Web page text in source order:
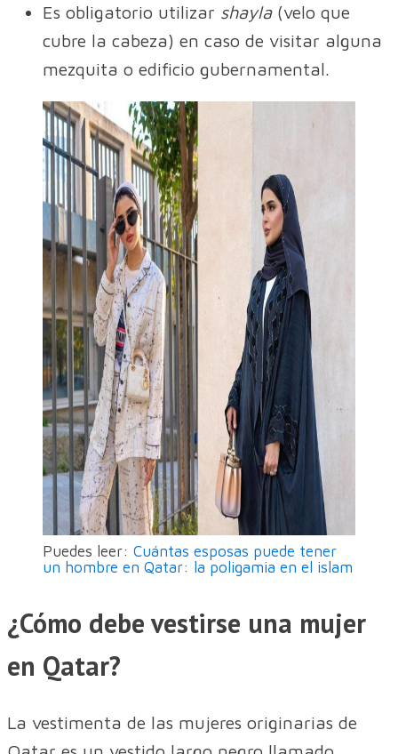
Es obligatorio utilizar shayla (velo que
cubre la cabeza) en caso de visitar alguna
mezquita o edificio gubernamental.
Puedes leer: Cuántas esposas puede tener
un hombre en Qatar: la poligamia en el islam
¿Cómo debe vestirse una mujer
en Qatar?
La vestimenta de las mujeres originarias de